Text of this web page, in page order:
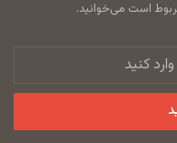
است می‌خوانید.